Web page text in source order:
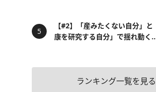
【#2】「産みたくない自分」
康を研究する自分」で揺れ動く
ランキング一覧を見る